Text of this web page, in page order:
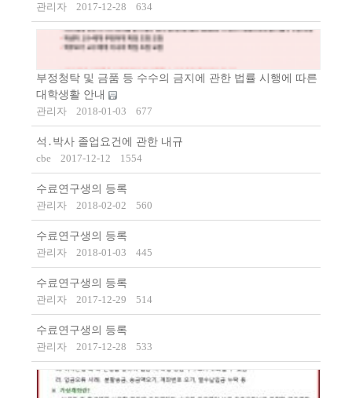
관리자
2017-12-28 634
부정청탁 및 금품 등 수수의 금지에 관한 법률 시행에 따른
대학생활 안내
관리자
2018-01-03 677
석․박사 졸업요건에 관한 내규
cbe
2017-12-12 1554
수료연구생의 등록
관리자
2018-02-02 560
수료연구생의 등록
관리자
2018-01-03 445
수료연구생의 등록
관리자
2017-12-29 514
수료연구생의 등록
관리자
2017-12-28 533